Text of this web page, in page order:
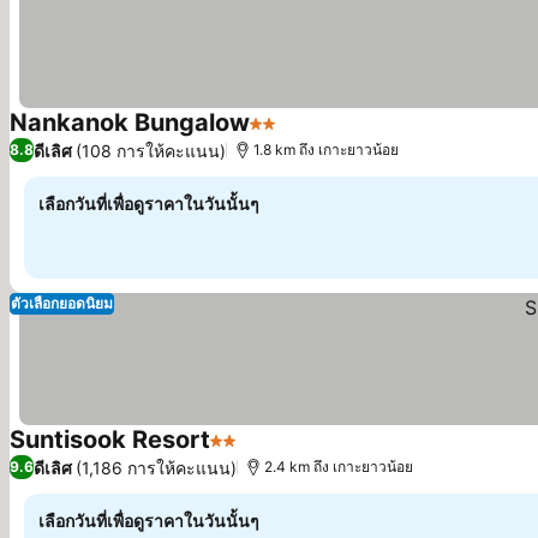
Nankanok Bungalow2 ดาว
8.8ดีเลิศ (108 การให้คะแนน) 1.8 km ถึง เกาะยาวน้อย
เลือกวันที่เพื่อดูราคาในวันนั้นๆ
ตัวเลือกยอดนิยม
Suntisook Resort2 ดาวดูราคา
9.6ดีเลิศ (1,186 การให้คะแนน) 2.4 km ถึง เกาะยาวน้อย
เลือกวันที่เพื่อดูราคาในวันนั้นๆ